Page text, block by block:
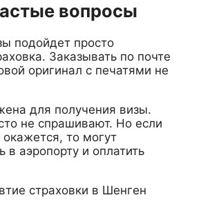
вопросы
подойдет просто
Заказывать по почте
оригинал с печатями не
для получения визы.
не спрашивают. Но если
окажется, то могут
в аэропорту и оплатить